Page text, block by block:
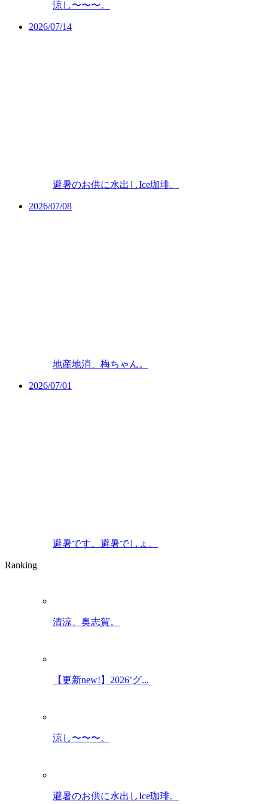
涼し〜〜〜。
2026/07/14
避暑のお供に水出しIce珈琲。
2026/07/08
地産地消、梅ちゃん。
2026/07/01
避暑です、避暑でしょ。
Ranking
清涼、奥志賀。
【更新new!】2026’グ...
涼し〜〜〜。
避暑のお供に水出しIce珈琲。